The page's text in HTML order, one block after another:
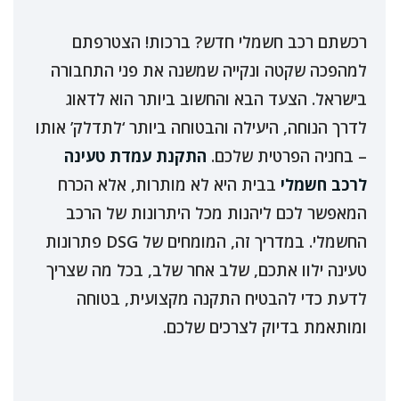
רכשתם רכב חשמלי חדש? ברכות! הצטרפתם
למהפכה שקטה ונקייה שמשנה את פני התחבורה
בישראל. הצעד הבא והחשוב ביותר הוא לדאוג
לדרך הנוחה, היעילה והבטוחה ביותר ‘לתדלק’ אותו
– בחניה הפרטית שלכם. התקנת עמדת טעינה
לרכב חשמלי בבית היא לא מותרות, אלא הכרח
המאפשר לכם ליהנות מכל היתרונות של הרכב
החשמלי. במדריך זה, המומחים של DSG פתרונות
טעינה ילוו אתכם, שלב אחר שלב, בכל מה שצריך
לדעת כדי להבטיח התקנה מקצועית, בטוחה
ומותאמת בדיוק לצרכים שלכם.